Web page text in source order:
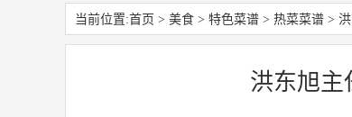
当前位置:首页 > 美食 > 特色菜谱 > 热菜菜谱 >
洪东旭主